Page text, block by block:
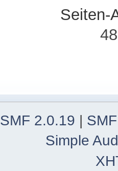
Seiten-
SMF 2.0.19 |
Simple